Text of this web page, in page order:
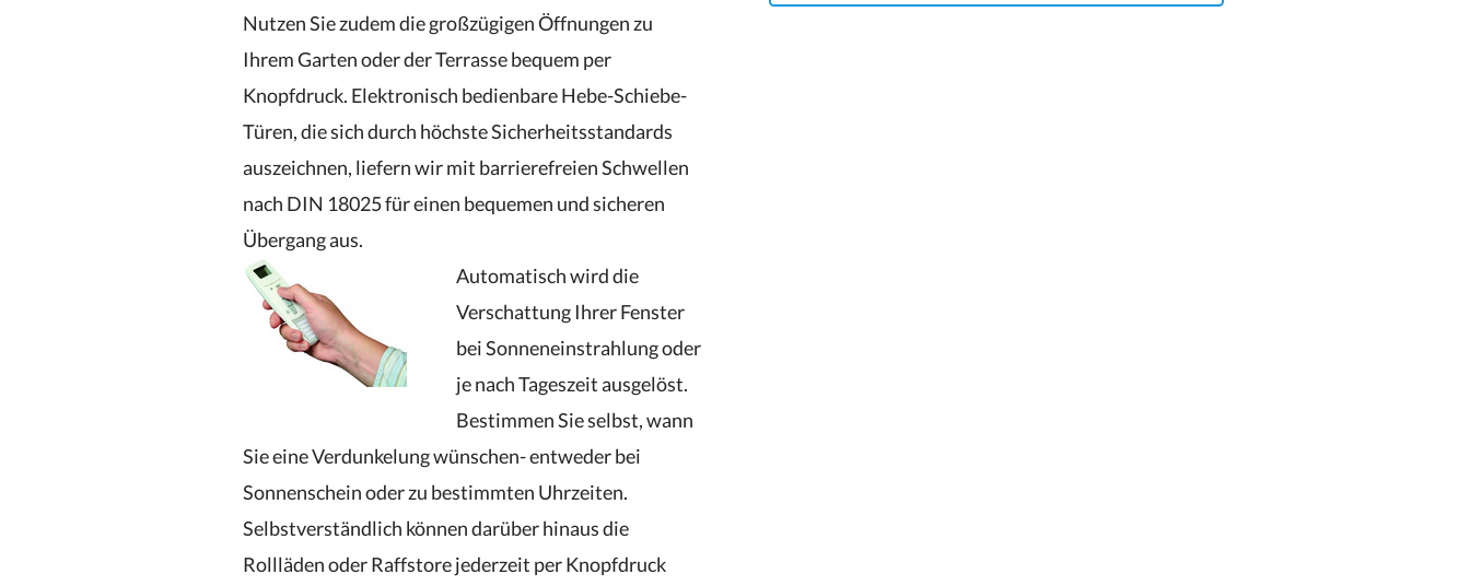
Nutzen Sie zudem die großzügigen Öffnungen zu
Ihrem Garten oder der Terrasse bequem per
Knopfdruck. Elektronisch bedienbare Hebe-Schiebe-
Türen, die sich durch höchste Sicherheitsstandards
auszeichnen, liefern wir mit barrierefreien Schwellen
nach DIN 18025 für einen bequemen und sicheren
Übergang aus.
Automatisch wird die
Verschattung Ihrer Fenster
bei Sonneneinstrahlung oder
je nach Tageszeit ausgelöst.
Bestimmen Sie selbst, wann
Sie eine Verdunkelung wünschen- entweder bei
Sonnenschein oder zu bestimmten Uhrzeiten.
Selbstverständlich können darüber hinaus die
Rollläden oder Raffstore jederzeit per Knopfdruck